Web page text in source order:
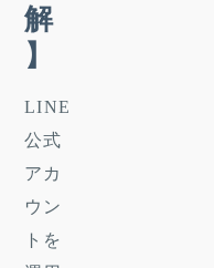
解
】
LINE
公式
アカ
ウン
トを